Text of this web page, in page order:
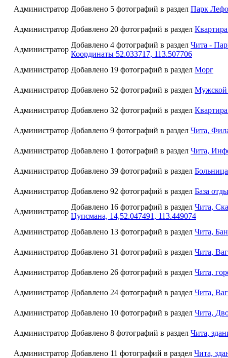
Администратор Добавлено 5 фотографий в раздел Парк
Администратор Добавлено 20 фотографий в раздел
Администратор
Добавлено 4 фотографий в раздел Чита -
Координаты 52.033717, 113.507706
Администратор Добавлено 19 фотографий в раздел Морг
Администратор Добавлено 52 фотографий в раздел Мужской
Администратор Добавлено 32 фотографий в раздел Квартира
Администратор Добавлено 9 фотографий в раздел Чита,
Администратор Добавлено 1 фотографий в раздел Чита,
Администратор Добавлено 39 фотографий в раздел
Администратор Добавлено 92 фотографий в раздел База
Администратор
Добавлено 16 фотографий в раздел Чита,
Цупсмана, 14,52.047491, 113.449074
Администратор Добавлено 13 фотографий в раздел Чита,
Администратор Добавлено 31 фотографий в раздел Чита,
Администратор Добавлено 26 фотографий в раздел Чита,
Администратор Добавлено 24 фотографий в раздел Чита,
Администратор Добавлено 10 фотографий в раздел Чита,
Администратор Добавлено 8 фотографий в раздел Чита,
Администратор Добавлено 11 фотографий в раздел Чита,